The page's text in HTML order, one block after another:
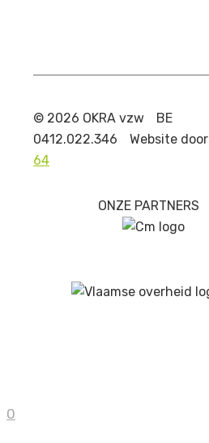
© 2026 OKRA vzw
BE
0412.022.346
Website door
64
ONZE PARTNERS
0